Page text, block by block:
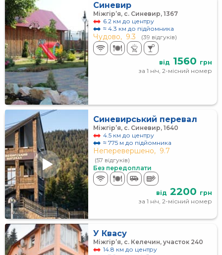
Синевир
Міжгір’я, с. Синевир, 1367
6.2 км до центру
≈ 4.3 км до підйомника
Чудово, 9.3 (39 відгуків)
від 1560 грн
за 1 ніч, 2-місний номер
Синевирський перевал
Міжгір’я, с. Синевир, 1640
4.5 км до центру
≈ 775 м до підйомника
Неперевершено, 9.7
(57 відгуків)
Без передоплати
від 2200 грн
за 1 ніч, 2-місний номер
У Квасу
Міжгір’я, с. Келечин, участок 240
14.8 км до центру